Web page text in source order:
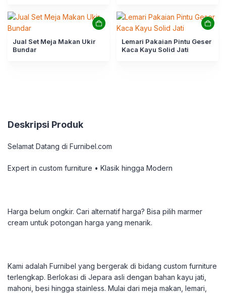
Jual Set Meja Makan Ukir
Bundar
Lemari Pakaian Pintu Geser
Kaca Kayu Solid Jati
Deskripsi Produk
Selamat Datang di Furnibel.com
Expert in custom furniture • Klasik hingga Modern
Harga belum ongkir. Cari alternatif harga? Bisa pilih marmer
cream untuk potongan harga yang menarik.
Kami adalah Furnibel yang bergerak di bidang custom furniture
terlengkap. Berlokasi di Jepara asli dengan bahan kayu jati,
mahoni, besi hingga stainless. Mulai dari meja makan, lemari,